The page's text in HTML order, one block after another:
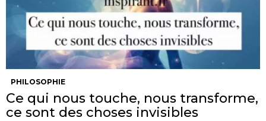
PHILOSOPHIE
Ce qui nous touche, nous transforme,
ce sont des choses invisibles